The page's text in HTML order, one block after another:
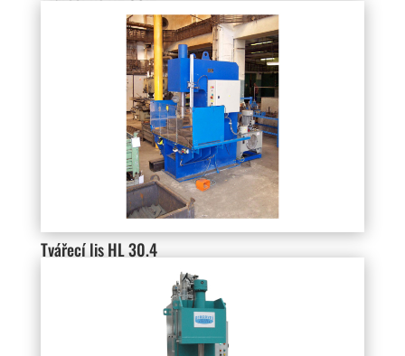
Tvářecí lis HL 30.4